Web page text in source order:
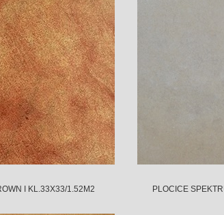
I KL.33X33/1.52M2 PLOCICE